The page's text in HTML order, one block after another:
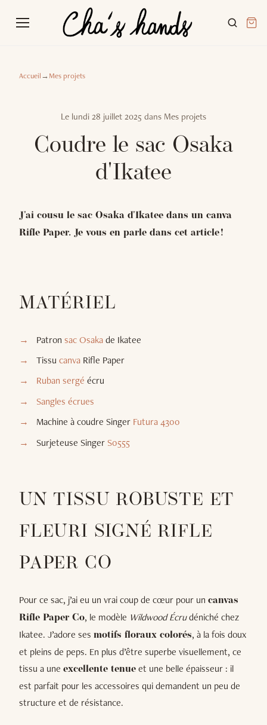
Accueil→Mes projets
Le lundi 28 juillet 2025 dans Mes projets
Coudre le sac Osaka
d'Ikatee
J'ai cousu le sac Osaka d'Ikatee dans un canva
Rifle Paper. Je vous en parle dans cet article !
MATÉRIEL
Patron sac Osakade Ikatee
Tissu canvaRifle Paper
Ruban sergé écru
Sangles écrues
Machine à coudre Singer Futura 4300
Surjeteuse SingerS0555
UN TISSU ROBUSTE ET
FLEURI SIGNÉ RIFLE
PAPER CO
Pour ce sac, j’ai eu un vrai coup de cœur pour un canvas
Rifle Paper Co, le modèle Wildwood Écrudéniché chez
Ikatee. J’adore ses motifs floraux colorés, à la fois doux
et pleins de peps. En plus d’être superbe visuellement, ce
tissu a une excellente tenue et une belle épaisseur : il
est parfait pour les accessoires qui demandent un peu de
structure et de résistance.